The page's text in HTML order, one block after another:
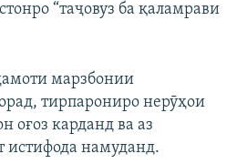
“таҷовуз ба қаламрави
марзбонии
тирпарониро нерӯҳои
оғоз карданд ва аз
истифода намуданд.